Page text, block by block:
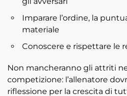
Imparare l’ordine, la
materiale
Conoscere e rispettare le
Non mancheranno gli attriti
competizione: l’allenatore
riflessione per la crescita di